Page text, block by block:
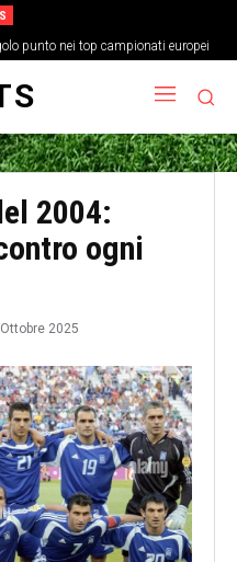
punto nei top campionati europei
ha cambiato la struttura fisica dei
2004:
ogni
2025